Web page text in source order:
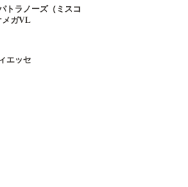
トラノーズ（ミスコ
メガVL
エッセ